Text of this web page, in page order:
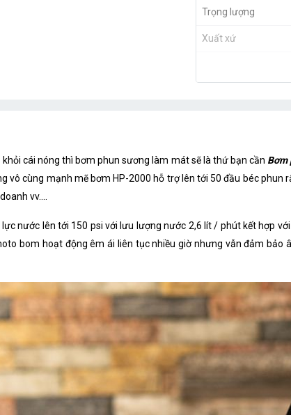
Trọng lượng
Xuất xứ
cái nóng thì bơm phun sương làm mát sẽ là thứ bạn cần Bơm
vô cùng mạnh mẽ bơm HP-2000 hỗ trợ lên tới 50 đầu béc
vv....
nước lên tới 150 psi với lưu lượng nước 2,6 lít / phút kết hợp
bom hoạt động êm ái liên tục nhiều giờ nhưng vẫn đảm